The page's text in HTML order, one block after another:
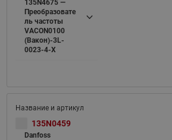
135N4675 —
Преобразовате
ль частоты
VACON0100
(Вакон)-3L-
0023-4-X
135N0459
Danfoss